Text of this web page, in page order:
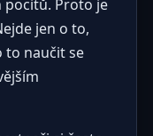
pocitů. Proto je
jen o to,
to naučit se